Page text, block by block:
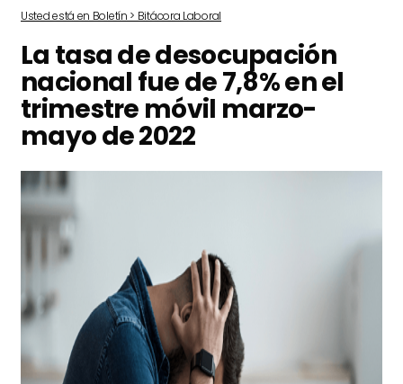
Usted está en Boletín > Bitácora Laboral
La tasa de desocupación
nacional fue de 7,8% en el
trimestre móvil marzo-
mayo de 2022